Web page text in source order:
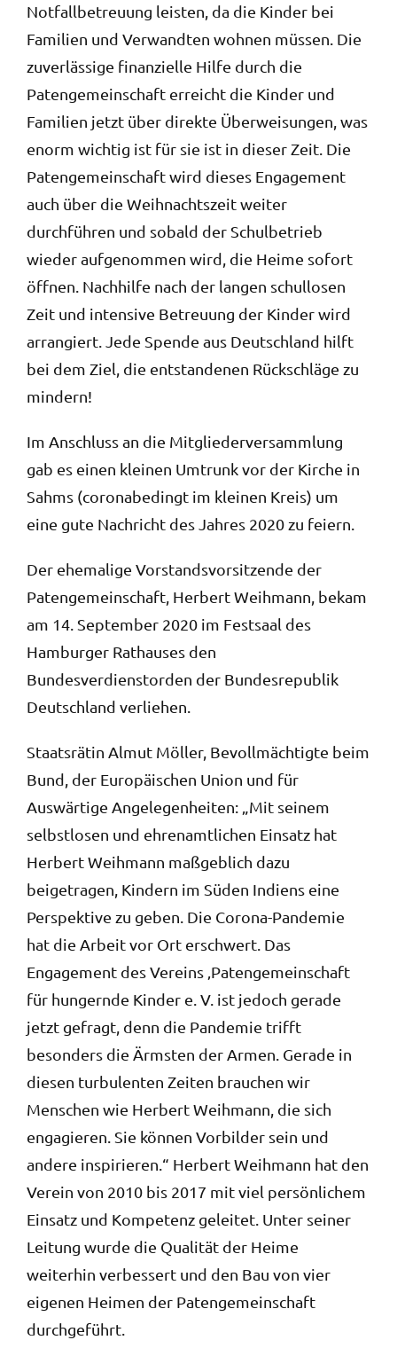
Notfallbetreuung leisten, da die Kinder bei
Familien und Verwandten wohnen müssen. Die
zuverlässige finanzielle Hilfe durch die
Patengemeinschaft erreicht die Kinder und
Familien jetzt über direkte Überweisungen, was
enorm wichtig ist für sie ist in dieser Zeit. Die
Patengemeinschaft wird dieses Engagement
auch über die Weihnachtszeit weiter
durchführen und sobald der Schulbetrieb
wieder aufgenommen wird, die Heime sofort
öffnen. Nachhilfe nach der langen schullosen
Zeit und intensive Betreuung der Kinder wird
arrangiert. Jede Spende aus Deutschland hilft
bei dem Ziel, die entstandenen Rückschläge zu
mindern!
Im Anschluss an die Mitgliederversammlung
gab es einen kleinen Umtrunk vor der Kirche in
Sahms (coronabedingt im kleinen Kreis) um
eine gute Nachricht des Jahres 2020zu feiern.
Der ehemalige Vorstandsvorsitzende der
Patengemeinschaft, Herbert Weihmann, bekam
am 14. September 2020 im Festsaal des
Hamburger Rathauses den
Bundesverdienstorden der Bundesrepublik
Deutschland verliehen.
Staatsrätin Almut Möller, Bevollmächtigte beim
Bund, der Europäischen Union und für
Auswärtige Angelegenheiten: „Mit seinem
selbstlosen und ehrenamtlichen Einsatz hat
Herbert Weihmann maßgeblich dazu
beigetragen, Kindern im Süden Indiens eine
Perspektive zu geben. Die Corona-Pandemie
hat die Arbeit vor Ort erschwert. Das
Engagement des Vereins ‚Patengemeinschaft
für hungernde Kinder e. V. ist jedoch gerade
jetzt gefragt, denn die Pandemie trifft
besonders die Ärmsten der Armen. Gerade in
diesen turbulenten Zeiten brauchen wir
Menschen wie Herbert Weihmann, die sich
engagieren. Sie können Vorbilder sein und
andere inspirieren.“ Herbert Weihmann hat den
Verein von 2010 bis 2017 mit viel persönlichem
Einsatz und Kompetenz geleitet. Unter seiner
Leitung wurde die Qualität der Heime
weiterhin verbessert und den Bau von vier
eigenen Heimen der Patengemeinschaft
durchgeführt.